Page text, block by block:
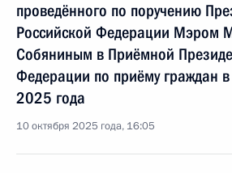
проведённого по поручению
Российской Федерации Мэром
Собяниным в Приёмной
Федерации по приёму граждан
2025 года
10 октября 2025 года, 16:05